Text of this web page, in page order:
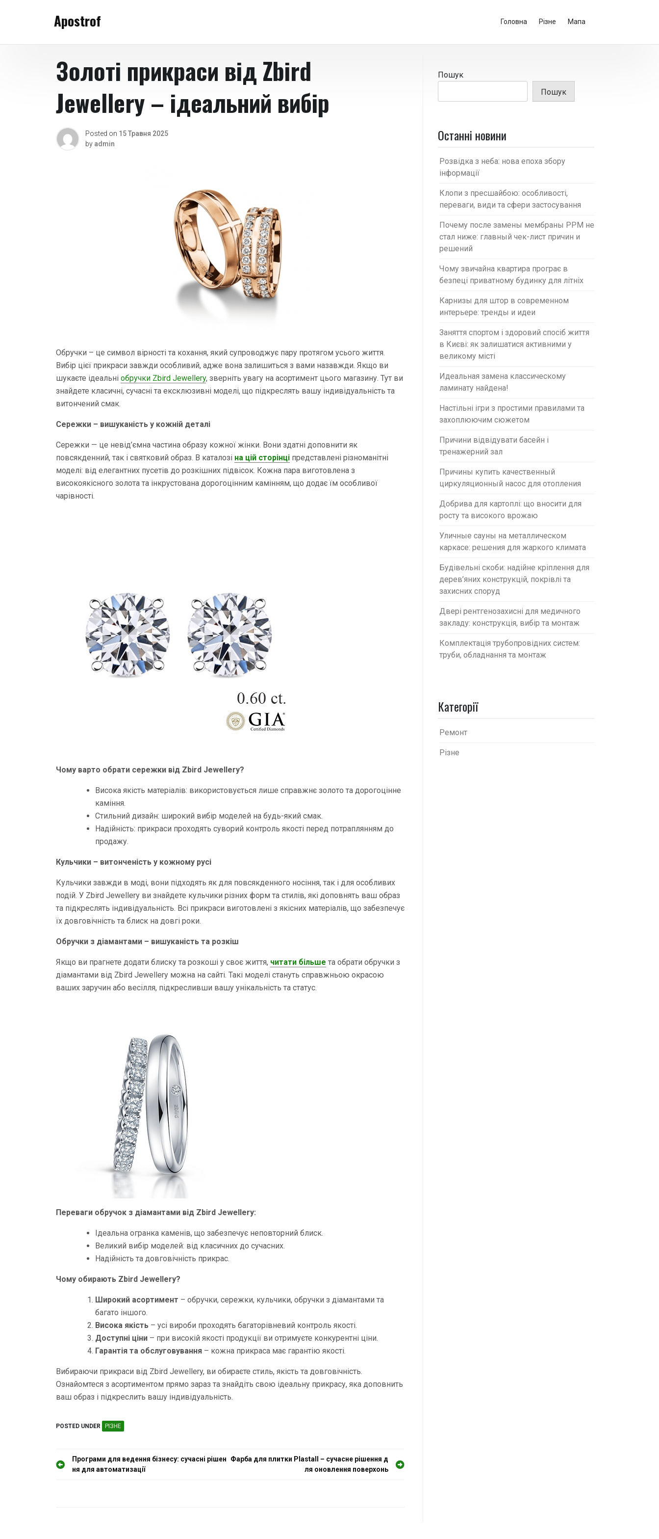
Apostrof Головна Різне Мапа
Золоті прикраси від Zbird
Jewellery – ідеальний вибір
Posted on 15 Травня 2025
by admin
Обручки – це символ вірності та кохання, який супроводжує пару протягом усього життя.
Вибір цієї прикраси завжди особливий, адже вона залишиться з вами назавжди. Якщо ви
шукаєте ідеальні обручки Zbird Jewellery, зверніть увагу на асортимент цього магазину. Тут ви
знайдете класичні, сучасні та ексклюзивні моделі, що підкреслять вашу індивідуальність та
витончений смак.
Сережки – вишуканість у кожній деталі
Сережки — це невід’ємна частина образу кожної жінки. Вони здатні доповнити як
повсякденний, так і святковий образ. В каталозі на цій сторінці представлені різноманітні
моделі: від елегантних пусетів до розкішних підвісок. Кожна пара виготовлена з
високоякісного золота та інкрустована дорогоцінним камінням, що додає їм особливої
чарівності.
Чому варто обрати сережки від Zbird Jewellery?
Висока якість матеріалів: використовується лише справжнє золото та дорогоцінне
каміння.
Стильний дизайн: широкий вибір моделей на будь-який смак.
Надійність: прикраси проходять суворий контроль якості перед потраплянням до
продажу.
Кульчики – витонченість у кожному русі
Кульчики завжди в моді, вони підходять як для повсякденного носіння, так і для особливих
подій. У Zbird Jewellery ви знайдете кульчики різних форм та стилів, які доповнять ваш образ
та підкреслять індивідуальність. Всі прикраси виготовлені з якісних матеріалів, що забезпечує
їх довговічність та блиск на довгі роки.
Обручки з діамантами – вишуканість та розкіш
Якщо ви прагнете додати блиску та розкоші у своє життя, читати більше та обрати обручки з
діамантами від Zbird Jewellery можна на сайті. Такі моделі стануть справжньою окрасою
ваших заручин або весілля, підкресливши вашу унікальність та статус.
Переваги обручок з діамантами від Zbird Jewellery:
Ідеальна огранка каменів, що забезпечує неповторний блиск.
Великий вибір моделей: від класичних до сучасних.
Надійність та довговічність прикрас.
Чому обирають Zbird Jewellery?
Широкий асортимент – обручки, сережки, кульчики, обручки з діамантами та
багато іншого.
Висока якість – усі вироби проходять багаторівневий контроль якості.
Доступні ціни – при високій якості продукції ви отримуєте конкурентні ціни.
Гарантія та обслуговування – кожна прикраса має гарантію якості.
Вибираючи прикраси від Zbird Jewellery, ви обираєте стиль, якість та довговічність.
Ознайомтеся з асортиментом прямо зараз та знайдіть свою ідеальну прикрасу, яка доповнить
ваш образ і підкреслить вашу індивідуальність.
POSTED UNDER РІЗНЕ
Н
Програми для ведення бізнесу: сучасні рішен
ня для автоматизації
Фарба для плитки Plastall – сучасне рішення д
ля оновлення поверхонь
Пошук
Пошук
Останні новини
Розвідка з неба: нова епоха збору
інформації
Клопи з пресшайбою: особливості,
переваги, види та сфери застосування
Почему после замены мембраны PPM не
стал ниже: главный чек-лист причин и
решений
Чому звичайна квартира програє в
безпеці приватному будинку для літніх
Карнизы для штор в современном
интерьере: тренды и идеи
Заняття спортом і здоровий спосіб життя
в Києві: як залишатися активними у
великому місті
Идеальная замена классическому
ламинату найдена!
Настільні ігри з простими правилами та
захоплюючим сюжетом
Причини відвідувати басейн і
тренажерний зал
Причины купить качественный
циркуляционный насос для отопления
Добрива для картоплі: що вносити для
росту та високого врожаю
Уличные сауны на металлическом
каркасе: решения для жаркого климата
Будівельні скоби: надійне кріплення для
дерев’яних конструкцій, покрівлі та
захисних споруд
Двері рентгенозахисні для медичного
закладу: конструкція, вибір та монтаж
Комплектація трубопровідних систем:
труби, обладнання та монтаж
Категорії
Ремонт
Різне